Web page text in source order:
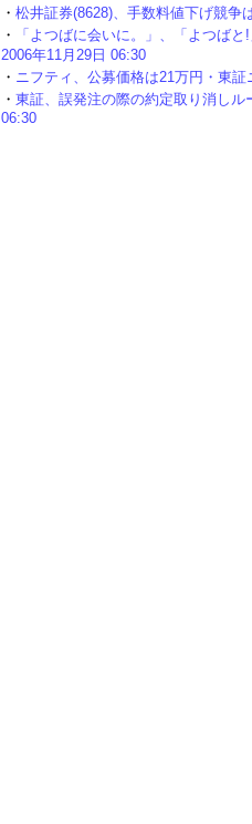
・ 松井証券(8628)、手数料値下げ競争
・
「よつばに会いに。」、「よつば
2006年11月29日 06:30
・ ニフティ、公募価格は21万円・東
・ 東証、誤発注の際の約定取り消し
06:30